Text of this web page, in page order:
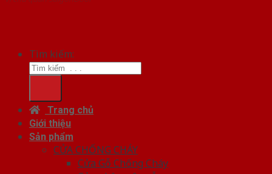
Tìm kiếm:
Trang chủ
Giới thiệu
Sản phẩm
CỬA CHỐNG CHÁY
Cửa Gỗ Chống Cháy